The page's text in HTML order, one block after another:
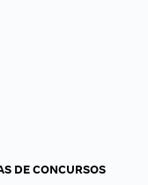
DE CONCURSOS